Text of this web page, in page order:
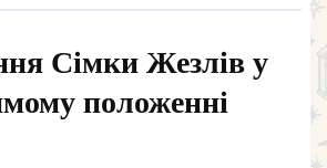
Сімки Жезлів у
положенні